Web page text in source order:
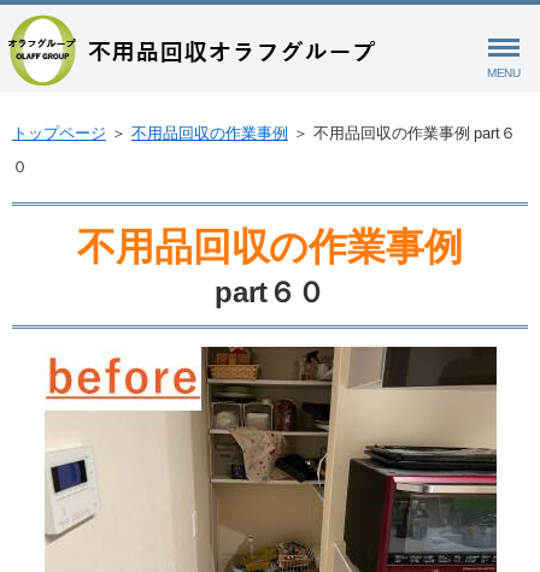
MENU
トップページ ＞ 不用品回収の作業事例 ＞ 不用品回収の作業事例 part６
０
不用品回収の作業事例
part６０